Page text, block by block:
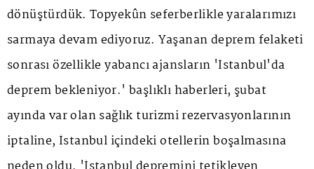
dönüştürdük. Topyekûn seferberlikle yaralarımızı
sarmaya devam ediyoruz. Yaşanan deprem felaketi
sonrası özellikle yabancı ajansların 'İstanbul'da
deprem bekleniyor.' başlıklı haberleri, şubat
ayında var olan sağlık turizmi rezervasyonlarının
iptaline, İstanbul içindeki otellerin boşalmasına